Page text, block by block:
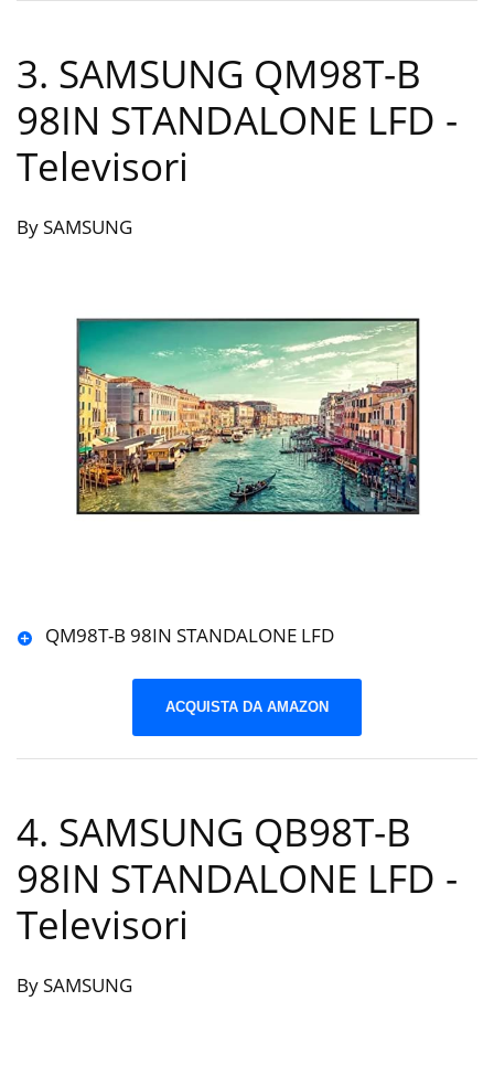
3. SAMSUNG QM98T-B
98IN STANDALONE LFD -
Televisori
By SAMSUNG
QM98T-B 98IN STANDALONE LFD
ACQUISTA DA AMAZON
4. SAMSUNG QB98T-B
98IN STANDALONE LFD -
Televisori
By SAMSUNG